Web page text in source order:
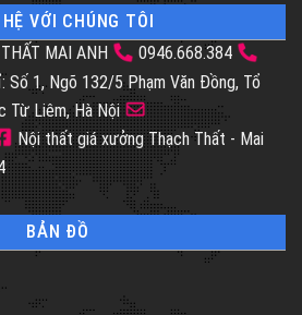
VỚI CHÚNG TÔI
MAI ANH
0946.668.384
Số 1, Ngõ 132/5 Phạm Văn Đồng, Tổ
Từ Liêm, Hà Nội
Nội thất giá xưởng Thạch Thất - Mai
BẢN ĐỒ